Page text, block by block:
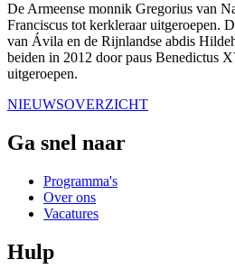
De Armeense monnik Gregorius van
Franciscus tot kerkleraar uitgeroepen.
van Ávila en de Rijnlandse abdis
beiden in 2012 door paus Benedictus
uitgeroepen.
NIEUWSOVERZICHT
Ga snel naar
Programma's
Over ons
Vacatures
Hulp